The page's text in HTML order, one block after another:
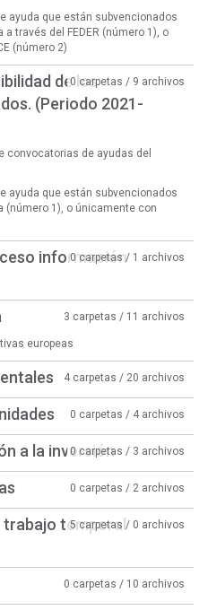
ayuda que están subvencionados
a través del FEDER (número 1), o
(número 2)
de los
(Periodo 2021-
0 carpetas / 9 archivos
convocatorias de ayudas del
ayuda que están subvencionados
(número 1), o únicamente con
información
0 carpetas / 1 archivos
3 carpetas / 11 archivos
europeas
4 carpetas / 20 archivos
0 carpetas / 4 archivos
a la inversión0 carpetas / 3 archivos
0 carpetas / 2 archivos
trabajo temporal5 carpetas / 0 archivos
0 carpetas / 10 archivos